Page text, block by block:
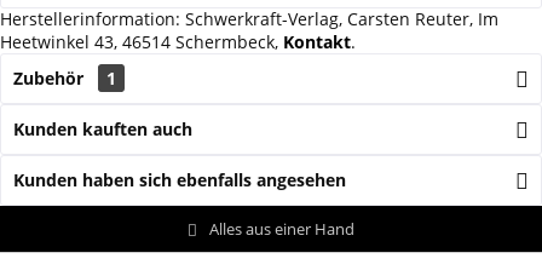
Herstellerinformation: Schwerkraft-Verlag, Carsten Reuter, Im
Heetwinkel 43, 46514 Schermbeck, Kontakt.
Zubehör
1
Kunden kauften auch
Kunden haben sich ebenfalls angesehen
Alles aus einer Hand